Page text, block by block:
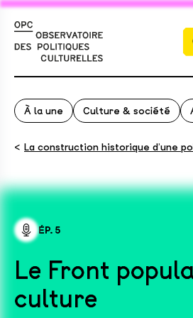
À la une Culture & société
< La construction historique d’une
ÉP. 5
Le Front
culture